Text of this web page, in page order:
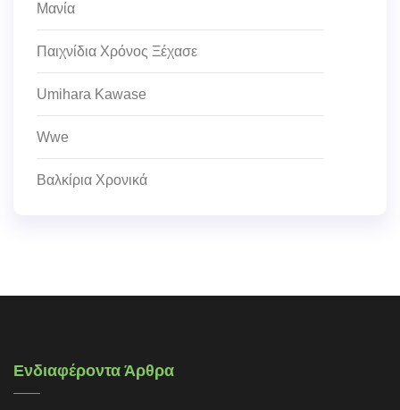
Μανία
Παιχνίδια Χρόνος Ξέχασε
Umihara Kawase
Wwe
Βαλκίρια Χρονικά
Ενδιαφέροντα Άρθρα